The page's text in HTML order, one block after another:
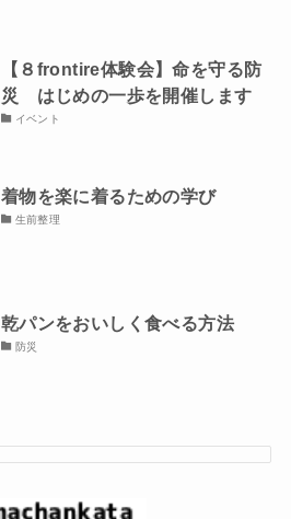
【８frontire体験会】命を守る防
災 はじめの一歩を開催します
イベント
着物を楽に着るための学び
生前整理
乾パンをおいしく食べる方法
防災